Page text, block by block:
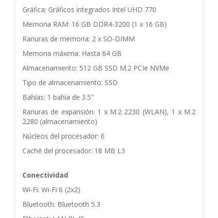
Gráfica: Gráficos integrados Intel UHD 770
Memoria RAM: 16 GB DDR4-3200 (1 x 16 GB)
Ranuras de memoria: 2 x SO-DIMM
Memoria máxima: Hasta 64 GB
Almacenamiento: 512 GB SSD M.2 PCIe NVMe
Tipo de almacenamiento: SSD
Bahías: 1 bahía de 3.5"
Ranuras de expansión: 1 x M.2 2230 (WLAN), 1 x M.2
2280 (almacenamiento)
Núcleos del procesador: 6
Caché del procesador: 18 MB L3
Conectividad
Wi-Fi: Wi-Fi 6 (2x2)
Bluetooth: Bluetooth 5.3